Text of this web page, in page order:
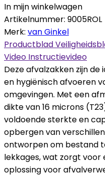
In mijn winkelwagen
Artikelnummer: 9005ROL
Merk: van Ginkel
Productblad
Video Instructievideo
Deze afvalzakken zijn
en hygiënisch afvoeren
omgevingen. Met een
dikte van 16 microns
voldoende sterkte en
opbergen van
ontworpen om bestand
lekkages, wat zorgt
oplossing voor